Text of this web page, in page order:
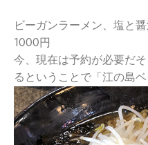
ビーガンラーメン、塩と
1000円
今、現在は予約が必要だ
るというこ とで「江の島